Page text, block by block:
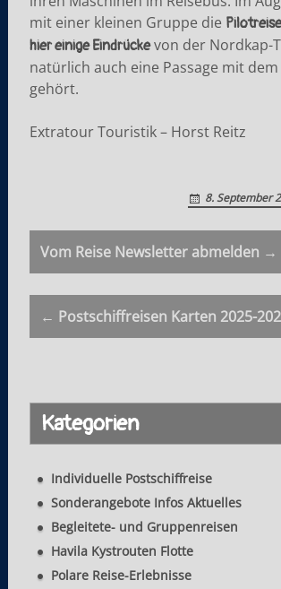
mit einer kleinen Gruppe die
hier einige Eindrückevon der Nordkap-
natürlich auch eine Passage mit
gehört.
Extratour Touristik – Horst Reitz
8. September
P
o
t
a
g
a
t
Vom Reise Newsletter abmelden →
← Postschiffreisen Karten 2025-
Kategorien
Individuelle Postschiffreise
Sonderangebote Infos Aktuelles
Begleitete- und Gruppenreisen
Havila Kystrouten Flotte
Polare Reise-Erlebnisse